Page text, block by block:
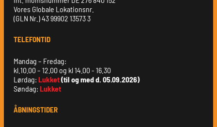
Vores Globale Lokationsnr.
(GLN Nr.) 43 99902 13573 3
TELEFONTID
Mandag – Fredag:
kl.10.00 – 12.00 og kl 14.00 - 16.30
Lørdag: Lukket(til og med d. 05.09.2026)
Søndag: Lukket
ÅBNINGSTIDER